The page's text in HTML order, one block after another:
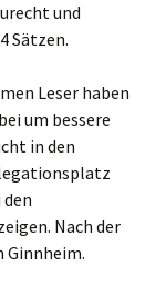
und
Sätzen.
Leser haben
um bessere
in den
Nach der
Ginnheim.